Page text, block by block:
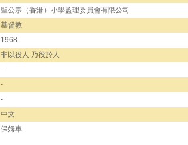
聖公宗（香港）小學監理委員會有限公司
基督教
1968
非以役人 乃役於人
-
-
-
中文
保姆車